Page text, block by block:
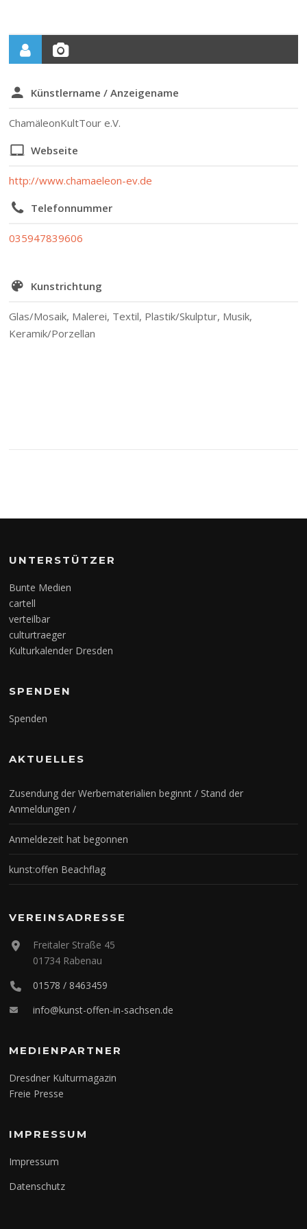
Künstlername / Anzeigename
ChamäleonKultTour e.V.
Webseite
http://www.chamaeleon-ev.de
Telefonnummer
035947839606
Kunstrichtung
Glas/Mosaik, Malerei, Textil, Plastik/Skulptur, Musik,
Keramik/Porzellan
UNTERSTÜTZER
Bunte Medien
cartell
verteilbar
culturtraeger
Kulturkalender Dresden
SPENDEN
Spenden
AKTUELLES
Zusendung der Werbematerialien beginnt / Stand der
Anmeldungen /
Anmeldezeit hat begonnen
kunst:offen Beachflag
VEREINSADRESSE
Freitaler Straße 45
01734 Rabenau
01578 / 8463459
info@kunst-offen-in-sachsen.de
MEDIENPARTNER
Dresdner Kulturmagazin
Freie Presse
IMPRESSUM
Impressum
Datenschutz